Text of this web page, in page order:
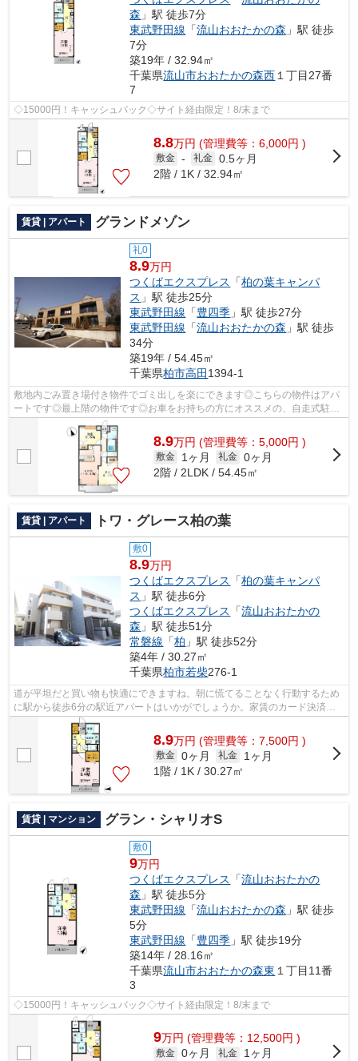
森 」駅 徒歩7分
東武野田線 「流山おおたかの森 」駅 徒歩
7分
築19年 / 32.94㎡
千葉県流山市おおたかの森西１丁目27番
7
◇15000円！キャッシュバック◇サイト経由限定！8/末まで
8.8万円 (管理費等：6,000円 )
敷金 - 礼金 0.5ヶ月
2階 / 1K / 32.94㎡
賃貸 | アパート グランドメゾン
礼0
8.9万円
つくばエクスプレス
「柏の葉キャンパ
ス 」駅 徒歩25分
東武野田線 「豊四季 」駅 徒歩27分
東武野田線 「流山おおたかの森 」駅 徒歩
34分
築19年 / 54.45㎡
千葉県柏市高田 1394-1
敷地内ごみ置き場付き物件でゴミ出しを楽にできます◎こちらの物件はアパ
ートです◎最上階の物件です◎お車をお持ちの方にオススメの、自走式駐車
場を利用できる物件です◎不動産について...
8.9万円 (管理費等：5,000円 )
敷金 1ヶ月 礼金 0ヶ月
2階 / 2LDK / 54.45㎡
賃貸 | アパート トワ・グレース柏の葉
敷0
8.9万円
つくばエクスプレス
「柏の葉キャンパ
ス 」駅 徒歩6分
つくばエクスプレス
「流山おおたかの
森 」駅 徒歩51分
常磐線 「柏 」駅 徒歩52分
築4年 / 30.27㎡
千葉県柏市若柴276-1
道が平坦だと買い物も快適にできますね。朝に慌てることなく行動するため
に駅から徒歩6分の駅近アパートはいかがでしょうか。家賃のカード決済
で、金額に応じたポイントが還元されます...
8.9万円 (管理費等：7,500円 )
敷金 0ヶ月 礼金
1ヶ月
1階 / 1K / 30.27㎡
賃貸 | マンション グラン・シャリオS
敷0
9万円
つくばエクスプレス
「流山おおたかの
森 」駅 徒歩5分
東武野田線 「流山おおたかの森 」駅 徒歩
5分
東武野田線 「豊四季 」駅 徒歩19分
築14年 / 28.16㎡
千葉県流山市おおたかの森東 １丁目11番
3
◇15000円！キャッシュバック◇サイト経由限定！8/末まで
9万円 (管理費等：12,500円 )
敷金 0ヶ月 礼金
1ヶ月